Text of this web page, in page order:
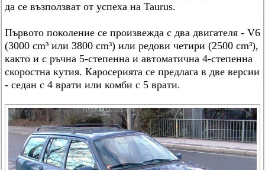
да се възползват от успеха на Taurus.
Първото поколение се произвежда с два двигателя - V6
(3000 cm³ или 3800 cm³) или редови четири (2500 cm³),
както и с ръчна 5-степенна и автоматична 4-степенна
скоростна кутия. Каросерията се предлага в две версии
- седан с 4 врати или комби с 5 врати.